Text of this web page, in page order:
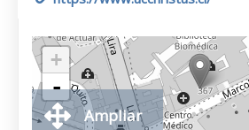
+
-
Ampliar